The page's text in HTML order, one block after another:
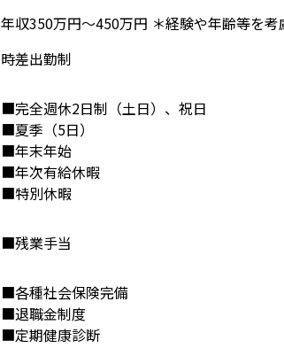
年収350万円〜450万円 ＊経験や年齢等を考
時差出勤制
■完全週休2日制（土日）、祝日
■夏季（5日）
■年末年始
■年次有給休暇
■特別休暇
■残業手当
■各種社会保険完備
■退職金制度
■定期健康診断